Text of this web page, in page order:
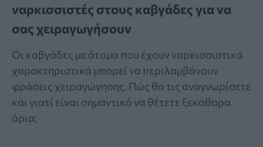
ναρκισσιστές στους καβγάδες για να
σας χειραγωγήσουν
Οι καβγάδες με άτομα που έχουν ναρκισσιστικά
χαρακτηριστικά μπορεί να περιλαμβάνουν
φράσεις χειραγώγησης. Πώς θα τις αναγνωρίσετε
και γιατί είναι σημαντικό να θέτετε ξεκάθαρα
όρια;